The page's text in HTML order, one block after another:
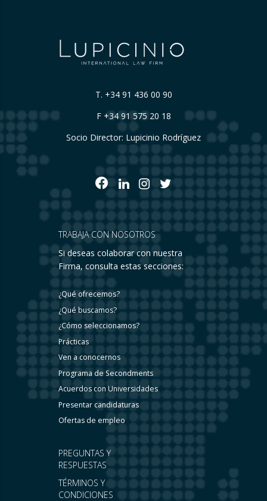
T. +34 91 436 00 90
F +34 91 575 20 18
Socio Director: Lupicinio Rodríguez
PREGUNTAS Y
RESPUESTAS
TÉRMINOS Y
CONDICIONES
TRABAJA CON NOSOTROS
Si deseas colaborar con nuestra
Firma, consulta estas secciones:
¿Qué ofrecemos?
¿Qué buscamos?
¿Cómo seleccionamos?
Prácticas
Ven a conocernos
Programa de Secondments
Acuerdos con Universidades
Presentar candidaturas
Ofertas de empleo